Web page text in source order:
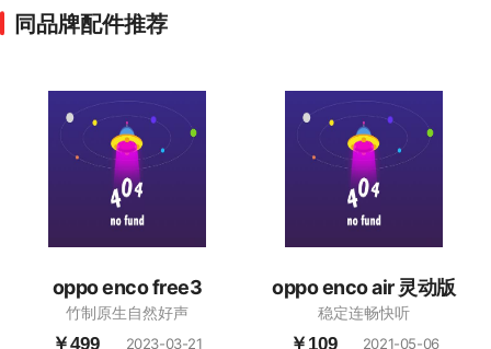
同品牌配件推荐
oppo enco free3
竹制原生自然好声
￥499 2023-03-21
oppo enco air 灵动版
稳定连畅快听
￥109 2021-05-06